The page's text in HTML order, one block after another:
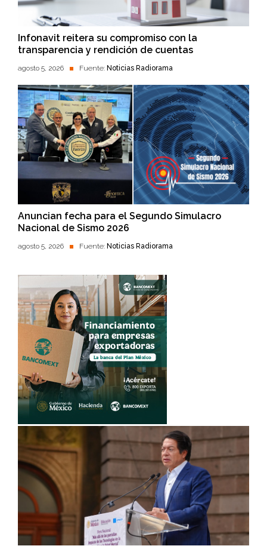
Infonavit reitera su compromiso con la
transparencia y rendición de cuentas
agosto 5, 2026 Fuente: Noticias Radiorama
Anuncian fecha para el Segundo Simulacro
Nacional de Sismo 2026
agosto 5, 2026 Fuente: Noticias Radiorama